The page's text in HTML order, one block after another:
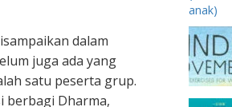
dalam
juga ada yang
satu peserta grup.
berbagi Dharma,